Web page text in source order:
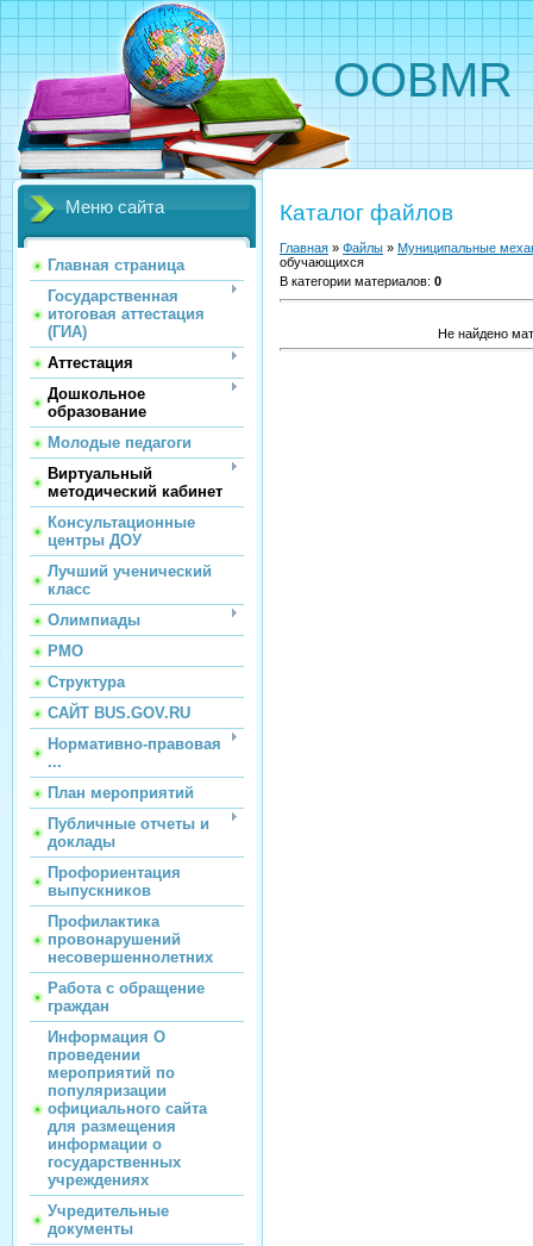
OOBMR
Меню сайта
Главная страница
Государственная
итоговая аттестация
(ГИА)
Аттестация
Дошкольное
образование
Молодые педагоги
Виртуальный
методический кабинет
Консультационные
центры ДОУ
Лучший ученический
класс
Олимпиады
РМО
Структура
САЙТ BUS.GOV.RU
Нормативно-правовая
...
План мероприятий
Публичные отчеты и
доклады
Профориентация
выпускников
Профилактика
провонарушений
несовершеннолетних
Работа с обращение
граждан
Информация О
проведении
мероприятий по
популяризации
официального сайта
для размещения
информации о
государственных
учреждениях
Учредительные
документы
Каталог файлов
Главная » Файлы » Муниципальные
обучающихся
В категории материалов: 0
Не найдено